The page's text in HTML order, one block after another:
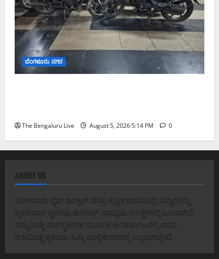
ಬೆಂಗಳೂರು ನಗರ
The Bengaluru Live August 5, 2026 5:14 PM 0
ABOUT US
ಬೆಂಗಳೂರು ಲೈವ್ ಇಂಗ್ಲಿಷ್ ಮತ್ತು ಕನ್ನಡ ಭಾಷೆಯಲ್ಲಿ ಸುದ್ದಿಗಳನ್ನು
ಪ್ರಕಟಿಸುವ ಸ್ಥಳೀಯ ಡಿಜಿಟಲ್ ಮಾಧ್ಯಮ ಸಂಸ್ಥೆಗಳಲ್ಲಿ ಒಂದಾಗಿದೆ.
ನಮ್ಮ ಸುದ್ದಿ ವೆಬ್‌ಸೈಟ್‌ಗಳ ಮೂಲಕ ಅಂತರ್ಜಾಲದಲ್ಲಿ ನಾವು
ಅತಿದೊಡ್ಡ ಸ್ಥಳೀಯ ಸುದ್ದಿ ಪೂರೈಕೆದಾರರಲ್ಲಿ ಒಬ್ಬರಾಗಿದ್ದೇವೆ.